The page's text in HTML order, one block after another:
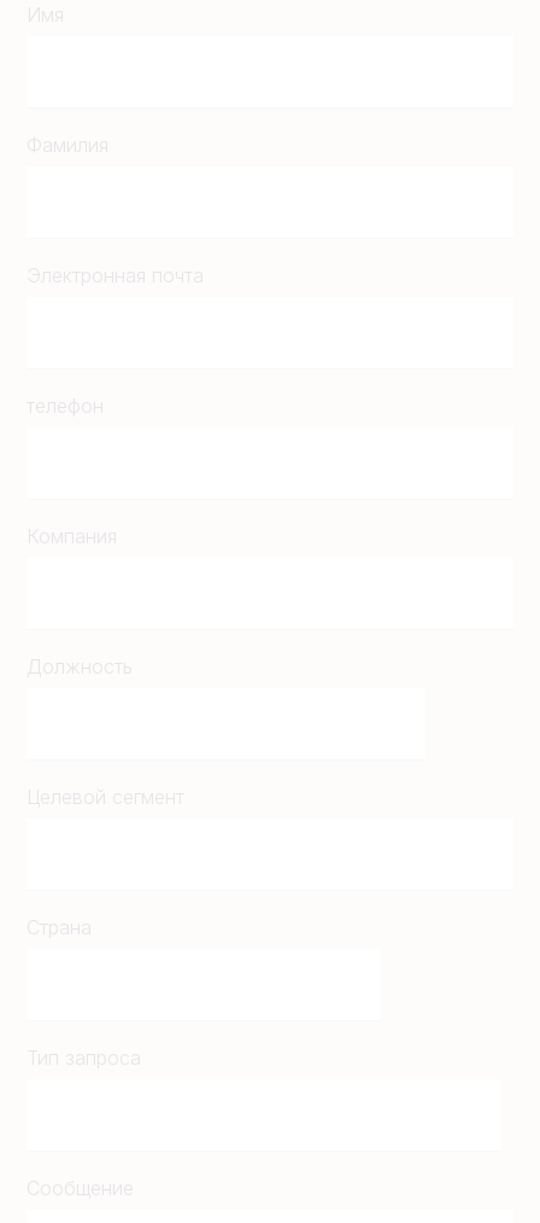
Имя
Фамилия
Электронная почта
телефон
Компания
Должность
Целевой сегмент
Страна
Тип запроса
Сообщение